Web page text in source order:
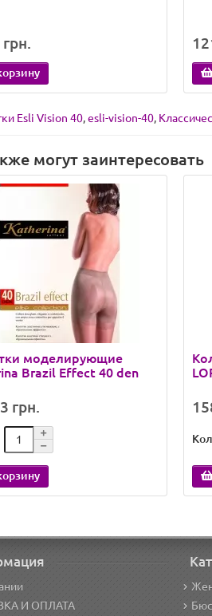
Esli Vision 40,esli-vision-40,
могут заинтересовать
моделирующие
Brazil Effect 40 den
грн.
И ОПЛАТА